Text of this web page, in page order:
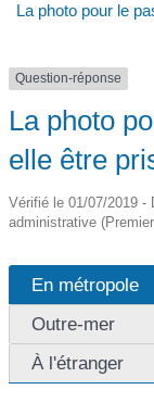
La photo pour le
Question-réponse
La photo
elle être
Vérifié le 01/07/2019 -
administrative
En métropole
Outre-mer
À l'étranger